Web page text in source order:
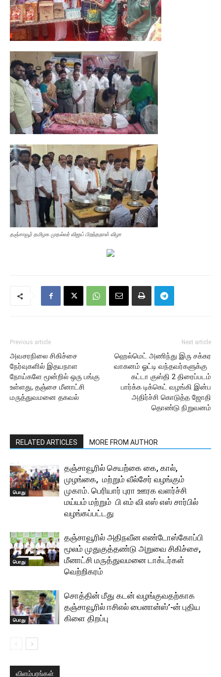
தஞ்சாவூர் தமிழக முதல்வர் விஜய் பிறந்தநாள் விழா
Previous article
அவசரநிலை சிகிச்சை
நேர்வுகளில் இதயநாள
நோய்களே மூன்றில் ஒரு பங்கு
உள்ளது, தஞ்சை மீனாட்சி
மருத்துவமனை தகவல்
Next article
ஹெல்மெட் அணிந்து இரு சக்கர
வாகனம் ஓட்டி வந்தவர்களுக்கு
கட்டா குஸ்தி 2 திரைப்படம்
பார்க்க டிக்கெட் வழங்கி இன்ப
அதிர்ச்சி கொடுத்த ஜோதி
தொண்டு நிறுவனம்
RELATED ARTICLES MORE FROM AUTHOR
பொது
தஞ்சாவூரில் செயற்கை கை, கால்,
முழங்கை, மற்றும் வீல்சேர் வழங்கும்
முகாம். பெரியார் புரா ஊரக வளர்ச்சி
மய்யம் மற்றும் பி எம் வி எஸ் எஸ் சார்பில்
வழங்கப்பட்டது
பொது
தஞ்சாவூரில் அதிநவீன எண்டோஸ்கோப்பி
மூலம் முதுகுத்தண்டு அறுவை சிகிச்சை,
மீனாட்சி மருத்துவமனை டாக்டர்கள்
வெற்றிகரம்
பொது
சொத்தின் மீது கடன் வழங்குவதற்காக
தஞ்சாவூரில் ஈசிஎல் பைனான்ஸ்’-ன் புதிய
கிளை திறப்பு
விளம்பரங்கள்